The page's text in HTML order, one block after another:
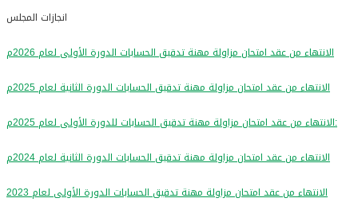
انجازات المجلس
الانتهاء من عقد امتحان مزاولة مهنة تدقيق الحسابات الدورة الأولى لعام 2026م
الانتهاء من عقد امتحان مزاولة مهنة تدقيق الحسابات الدورة الثانية لعام 2025م
الانتهاء من عقد امتحان مزاولة مهنة تدقيق الحسابات للدورة الأولى لعام 2025م:
الانتهاء من عقد امتحان مزاولة مهنة تدقيق الحسابات الدورة الثانية لعام 2024م
الانتهاء من عقد امتحان مزاولة مهنة تدقيق الحسابات الدورة الأولى لعام 2023